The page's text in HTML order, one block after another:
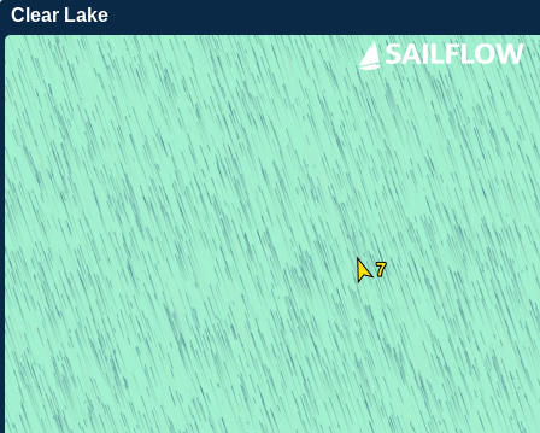
Clear Lake